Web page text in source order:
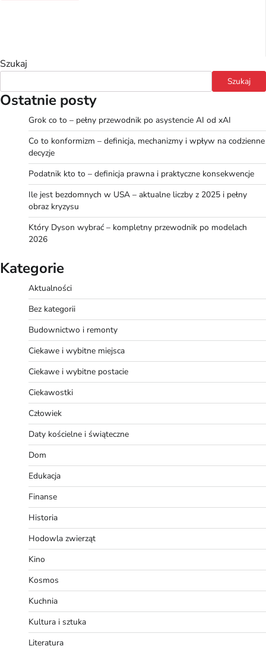
Szukaj
Szukaj
Ostatnie posty
Grok co to – pełny przewodnik po asystencie AI od xAI
Co to konformizm – definicja, mechanizmy i wpływ na codzienne
decyzje
Podatnik kto to – definicja prawna i praktyczne konsekwencje
Ile jest bezdomnych w USA – aktualne liczby z 2025 i pełny
obraz kryzysu
Który Dyson wybrać – kompletny przewodnik po modelach
2026
Kategorie
Aktualności
Bez kategorii
Budownictwo i remonty
Ciekawe i wybitne miejsca
Ciekawe i wybitne postacie
Ciekawostki
Człowiek
Daty kościelne i świąteczne
Dom
Edukacja
Finanse
Historia
Hodowla zwierząt
Kino
Kosmos
Kuchnia
Kultura i sztuka
Literatura